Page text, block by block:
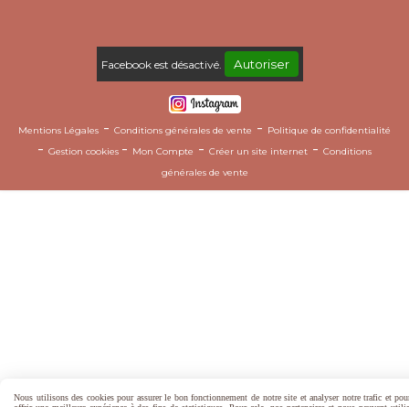
Facebook est désactivé. Autoriser
Mentions Légales Conditions générales de vente
Politique de confidentialité
Gestion cookies
Mon Compte Créer un site internet
Conditions
générales de vente
Nous utilisons des cookies pour assurer le bon fonctionnement de notre site et analyser notre trafic et